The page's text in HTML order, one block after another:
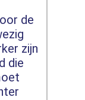
de
zijn
die